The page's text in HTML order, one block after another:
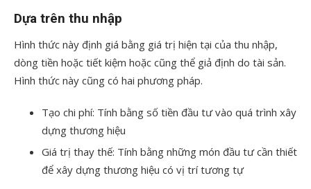
Dựa trên thu nhập
Hình thức này định giá bằng giá trị hiện tại của thu nhập,
dòng tiền hoặc tiết kiệm hoặc cũng thể giả định do tài sản.
Hình thức này cũng có hai phương pháp.
Tạo chi phí: Tính bằng số tiền đầu tư vào quá trình xây
dựng thương hiệu
Giá trị thay thế: Tính bằng những món đầu tư cần thiết
để xây dựng thương hiệu có vị trí tương tự